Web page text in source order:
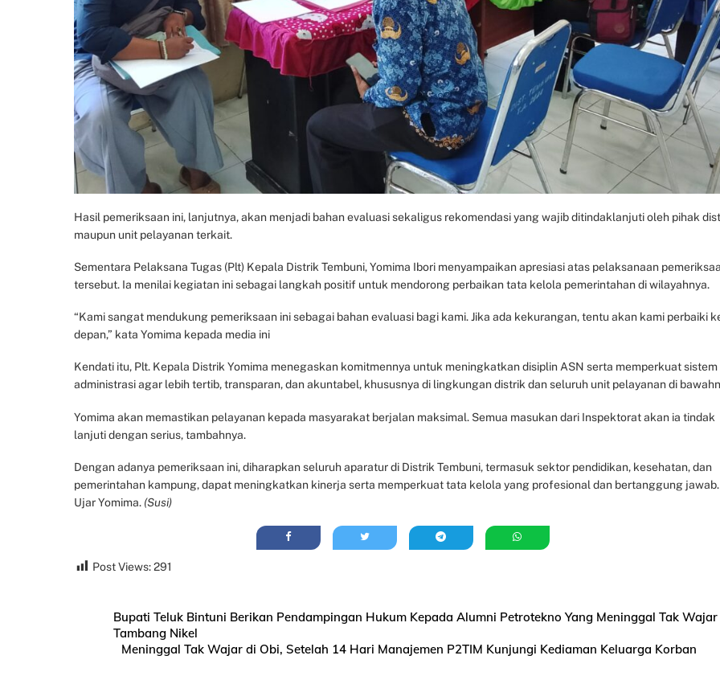
Hasil pemeriksaan ini, lanjutnya, akan menjadi bahan evaluasi sekaligus rekomendasi yang wajib ditindaklanjuti oleh pihak
maupun unit pelayanan terkait.
Sementara Pelaksana Tugas (Plt) Kepala Distrik Tembuni, Yomima Ibori menyampaikan apresiasi atas pelaksanaan
tersebut. Ia menilai kegiatan ini sebagai langkah positif untuk mendorong perbaikan tata kelola pemerintahan di wilayahnya.
“Kami sangat mendukung pemeriksaan ini sebagai bahan evaluasi bagi kami. Jika ada kekurangan, tentu akan kami perbaiki
depan,” kata Yomima kepada media ini
Kendati itu, Plt. Kepala Distrik Yomima menegaskan komitmennya untuk meningkatkan disiplin ASN serta memperkuat sistem
administrasi agar lebih tertib, transparan, dan akuntabel, khususnya di lingkungan distrik dan seluruh unit pelayanan di
Yomima akan memastikan pelayanan kepada masyarakat berjalan maksimal. Semua masukan dari Inspektorat akan ia tindak
lanjuti dengan serius, tambahnya.
Dengan adanya pemeriksaan ini, diharapkan seluruh aparatur di Distrik Tembuni, termasuk sektor pendidikan, kesehatan, dan
pemerintahan kampung, dapat meningkatkan kinerja serta memperkuat tata kelola yang profesional dan bertanggung jawab.
Ujar Yomima. (Susi)
Post Views:291
Bupati Teluk Bintuni Berikan Pendampingan Hukum Kepada Alumni Petrotekno Yang Meninggal Tak
Tambang Nikel
Meninggal Tak Wajar di Obi, Setelah 14 Hari Manajemen P2TIM Kunjungi Kediaman Keluarga Korban